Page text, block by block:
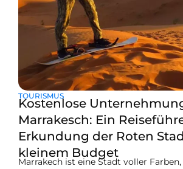
TOURISMUS
Kostenlose
Marrakesch: Ein
Erkundung der Roten
kleinem Budget
Marrakech ist eine Stadt voller